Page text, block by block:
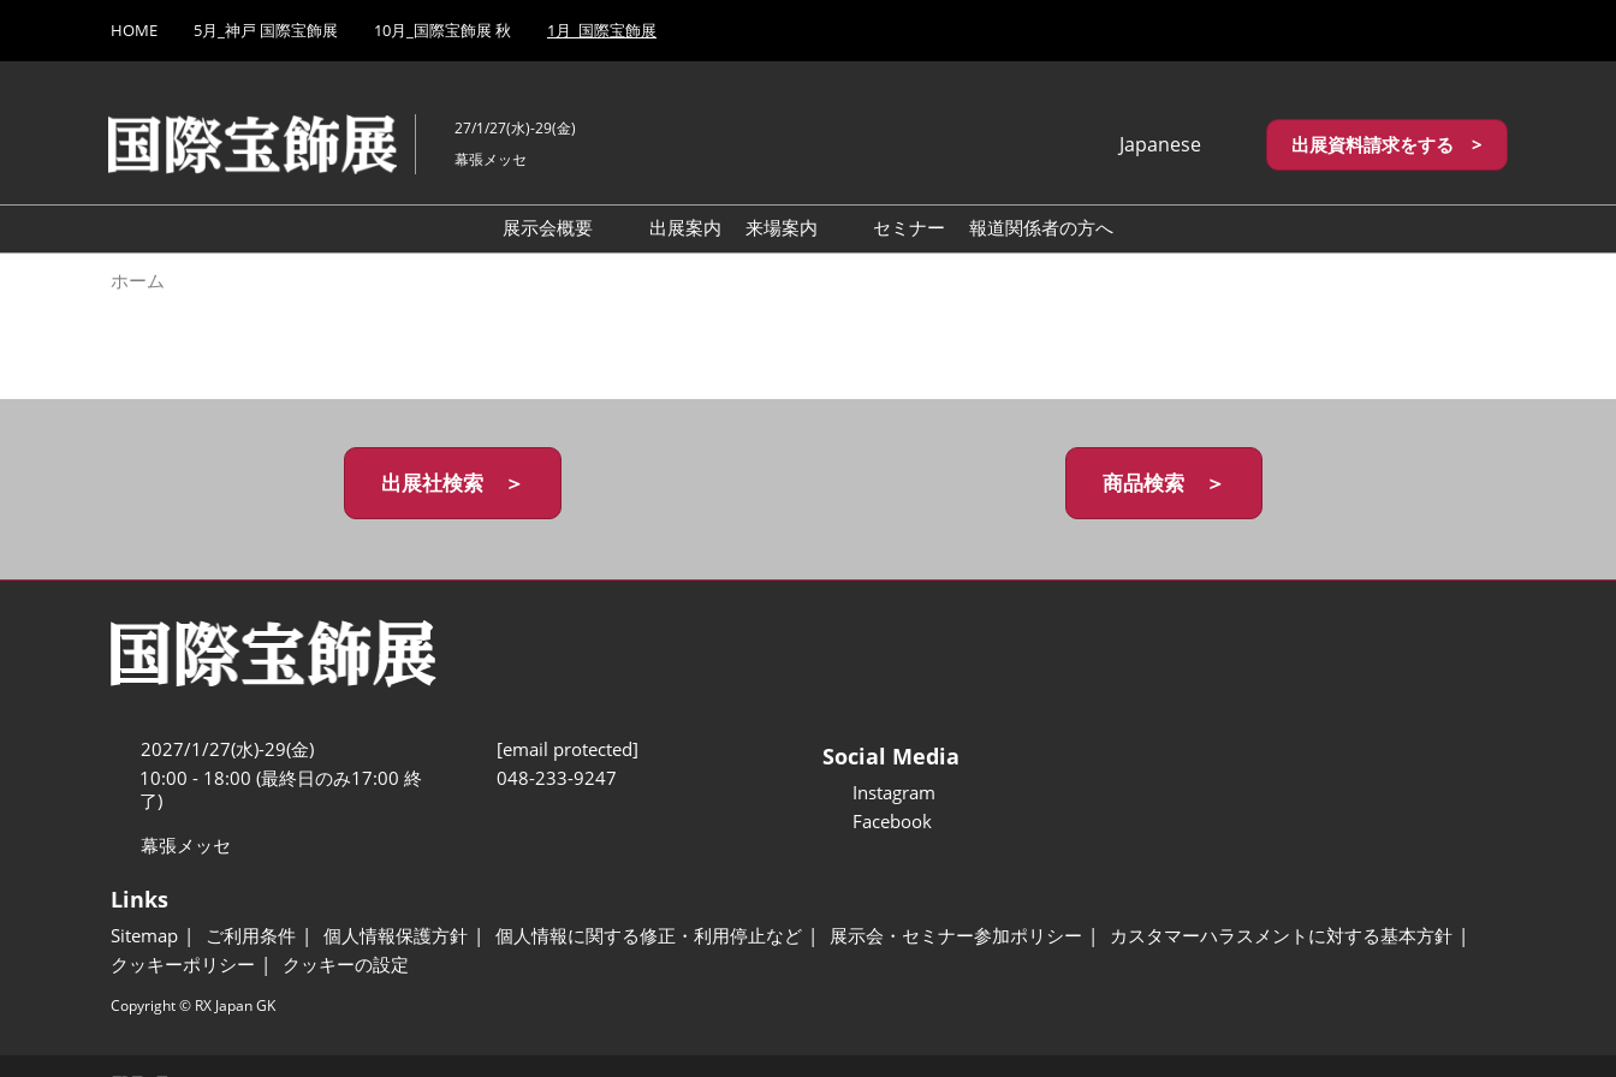
キ
し
て
to
HOME 5月_神戸 国際宝飾展 10月_国際宝飾展 秋 1月_国際宝飾展
27/1/27(水)-29(金)
幕張メッセ
Japanese
English
繁體中文
出展資料請求をする >
展示会概要
出展案内
来場案内
セミナー 報道関係者の方へ
ホーム
出展社検索 ＞ 商品検索 ＞
2027/1/27(水)-29(金)
10:00 - 18:00 (最終日のみ17:00 終
了)
幕張メッセ
[email protected]
048-233-9247
Social Media
Instagram
Facebook
Links
Sitemap ご利用条件 個人情報保護方針 個人情報に関する修正・利用停止など 展示会・セミナー参加ポリシー
カスタマーハラスメントに対する基本方針
クッキーポリシー
クッキーの設定
Copyright © RX Japan GK